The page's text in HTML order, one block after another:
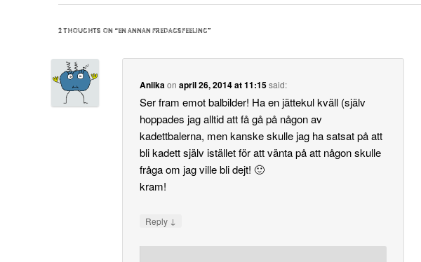
2 THOUGHTS ON “EN ANNAN FREDAGSFEELING”
Aniikaonapril 26, 2014 at 11:15said:
Ser fram emot balbilder! Ha en jättekul kväll (själv
hoppades jag alltid att få gå på någon av
kadettbalerna, men kanske skulle jag ha satsat på att
bli kadett själv istället för att vänta på att någon skulle
fråga om jag ville bli dejt! 🙂
kram!
Reply ↓